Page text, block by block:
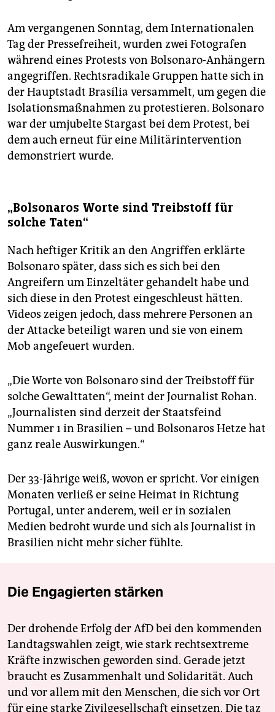
Am vergangenen Sonntag, dem Internationalen
Tag der Pressefreiheit, wurden zwei Fotografen
während eines Protests von Bolsonaro-Anhängern
angegriffen. Rechtsradikale Gruppen hatte sich in
der Hauptstadt Brasília versammelt, um gegen die
Isolationsmaßnahmen zu protestieren. Bolsonaro
war der umjubelte Stargast bei dem Protest, bei
dem auch erneut für eine Militärintervention
demonstriert wurde.
„Bolsonaros Worte sind Treibstoff für
solche Taten“
Nach heftiger Kritik an den Angriffen erklärte
Bolsonaro später, dass sich es sich bei den
Angreifern um Einzeltäter gehandelt habe und
sich diese in den Protest eingeschleust hätten.
Videos zeigen jedoch, dass mehrere Personen an
der Attacke beteiligt waren und sie von einem
Mob angefeuert wurden.
„Die Worte von Bolsonaro sind der Treibstoff für
solche Gewalttaten“, meint der Journalist Rohan.
„Journalisten sind derzeit der Staatsfeind
Nummer 1 in Brasilien – und Bolsonaros Hetze hat
ganz reale Auswirkungen.“
Der 33-Jährige weiß, wovon er spricht. Vor einigen
Monaten verließ er seine Heimat in Richtung
Portugal, unter anderem, weil er in sozialen
Medien bedroht wurde und sich als Journalist in
Brasilien nicht mehr sicher fühlte.
Die Engagierten stärken
Der drohende Erfolg der AfD bei den kommenden
Landtagswahlen zeigt, wie stark rechtsextreme
Kräfte inzwischen geworden sind. Gerade jetzt
braucht es Zusammenhalt und Solidarität. Auch
und vor allem mit den Menschen, die sich vor Ort
für eine starke Zivilgesellschaft einsetzen. Die taz